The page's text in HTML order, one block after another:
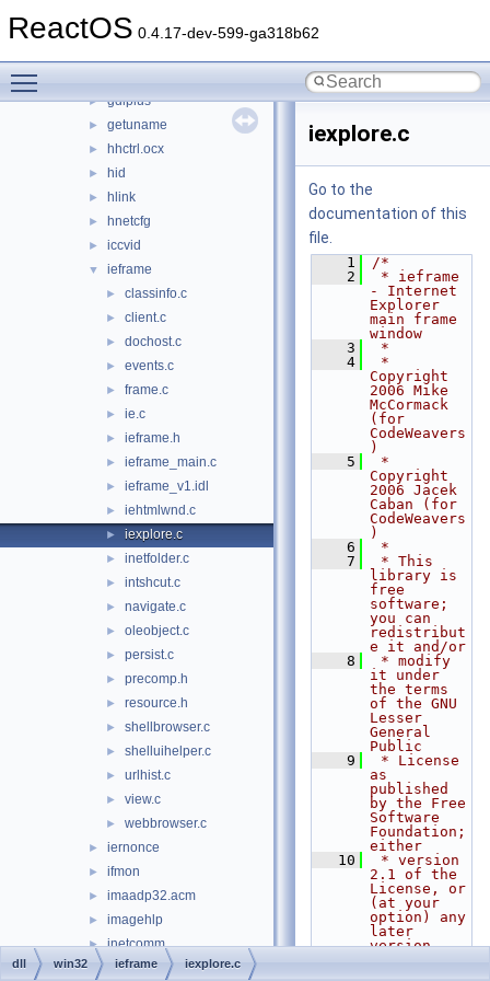
ReactOS 0.4.17-dev-599-ga318b62
► fontsub
► gdiplus
► getuname
► hhctrl.ocx
► hid
► hlink
► hnetcfg
► iccvid
▼ ieframe
► classinfo.c
► client.c
► dochost.c
► events.c
► frame.c
► ie.c
► ieframe.h
► ieframe_main.c
► ieframe_v1.idl
► iehtmlwnd.c
► iexplore.c
► inetfolder.c
► intshcut.c
► navigate.c
► oleobject.c
► persist.c
► precomp.h
► resource.h
► shellbrowser.c
► shelluihelper.c
► urlhist.c
► view.c
► webbrowser.c
► iernonce
► ifmon
► imaadp32.acm
► imagehlp
► inetcomm
► inetmib1
iexplore.c
Go to the
documentation of this
file.
    1
/*
    2
* ieframe
- Internet
Explorer
main frame
window
    3
*
    4
*
Copyright
2006 Mike
McCormack
(for
CodeWeavers
)
    5
*
Copyright
2006 Jacek
Caban (for
CodeWeavers
)
    6
*
    7
* This
library is
free
software;
you can
redistribut
e it and/or
    8
* modify
it under
the terms
of the GNU
Lesser
General
Public
    9
* License
as
published
by the Free
Software
Foundation;
either
   10
* version
2.1 of the
License, or
(at your
option) any
later
version.
dll win32 ieframe iexplore.c